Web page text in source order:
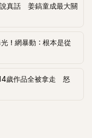
氛反而更加輕鬆。 談到
實被質疑動過隆胸手
一種方式，「所以我就
給大家看，證明我根
己沒有「隆乳」，真的
比基尼站在一排攝影
說真話 姜鎬童成最大關
光！網暴動：根本是從
歲作品全被拿走 怒